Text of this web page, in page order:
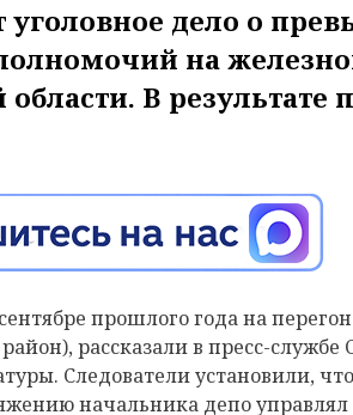
уголовное дело о
на
В результате
прошлого года на
рассказали в пресс-службе
Следователи установили,
начальника депо управлял